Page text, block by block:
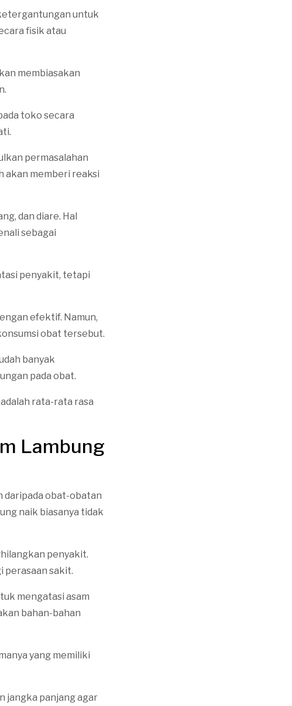
untuk
fisik atau
membiasakan
toko secara
permasalahan
akan memberi reaksi
dan diare. Hal
sebagai
penyakit, tetapi
efektif. Namun,
obat tersebut.
banyak
pada obat.
rata-rata rasa
Lambung
daripada obat-obatan
naik biasanya tidak
penyakit.
perasaan sakit.
mengatasi asam
bahan-bahan
yang memiliki
jangka panjang agar